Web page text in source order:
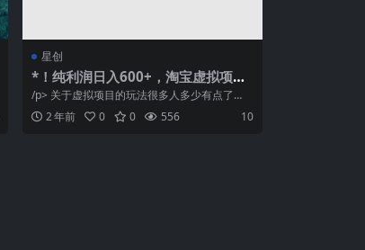
星创
*！纯利润日入600+，淘宝虚拟项目
从0-1全套课程详细实操教学，小白
/p> 关于虚拟项目的玩法很多人多少有点了
解，比如卖课程、软件什么的。大家也都知...
2 年前 0 0 556 10